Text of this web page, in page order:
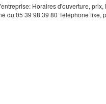
Horaires d'ouverture, prix,
du 05 39 98 39 80 Téléphone fixe,